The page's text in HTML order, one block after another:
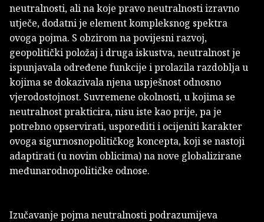
neutralnosti, ali na koje pravo neutralnosti izravno
utječe, dodatni je element kompleksnog spektra
ovoga pojma. S obzirom na povijesni razvoj,
geopolitički položaj i druga iskustva, neutralnost je
ispunjavala određene funkcije i prolazila razdoblja u
kojima se dokazivala njena uspješnost odnosno
vjerodostojnost. Suvremene okolnosti, u kojima se
neutralnost prakticira, nisu iste kao prije, pa je
potrebno opservirati, usporediti i ocijeniti karakter
ovoga sigurnosnopolitičkog koncepta, koji se nastoji
adaptirati (u novim oblicima) na nove globalizirane
međunarodnopolitičke odnose.
Izučavanje pojma neutralnosti podrazumijeva